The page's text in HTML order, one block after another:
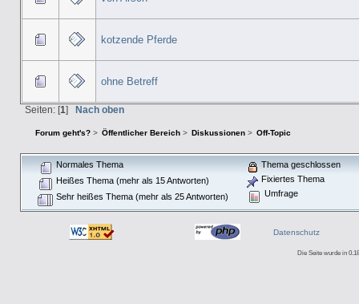
kotzende Pferde
ohne Betreff
Seiten: [1] Nach oben
Forum geht's?> Öffentlicher Bereich > Diskussionen > Off-Topic
Normales Thema
Heißes Thema (mehr als 15 Antworten)
Sehr heißes Thema (mehr als 25 Antworten)
Thema geschlossen
Fixiertes Thema
Umfrage
Datenschutz
Die Seite wurde in